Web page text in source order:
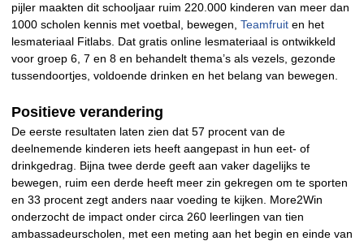
pijler maakten dit schooljaar ruim 220.000 kinderen van meer dan
1000 scholen kennis met voetbal, bewegen, Teamfruit en het
lesmateriaal Fitlabs. Dat gratis online lesmateriaal is ontwikkeld
voor groep 6, 7 en 8 en behandelt thema’s als vezels, gezonde
tussendoortjes, voldoende drinken en het belang van bewegen.
Positieve verandering
De eerste resultaten laten zien dat 57 procent van de
deelnemende kinderen iets heeft aangepast in hun eet- of
drinkgedrag. Bijna twee derde geeft aan vaker dagelijks te
bewegen, ruim een derde heeft meer zin gekregen om te sporten
en 33 procent zegt anders naar voeding te kijken. More2Win
onderzocht de impact onder circa 260 leerlingen van tien
ambassadeurscholen, met een meting aan het begin en einde van